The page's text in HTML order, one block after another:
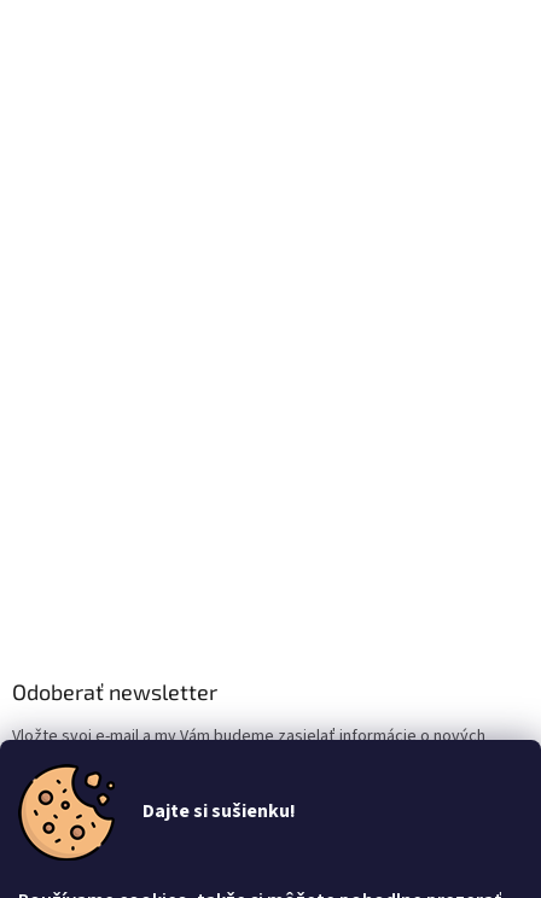
Dajte si sušienku!
Odoberať newsletter
Vložte svoj e-mail a my Vám budeme zasielať informácie o nových
produktoch na našom e-shope.
Email
Vložením e-mailu súhlasíte s